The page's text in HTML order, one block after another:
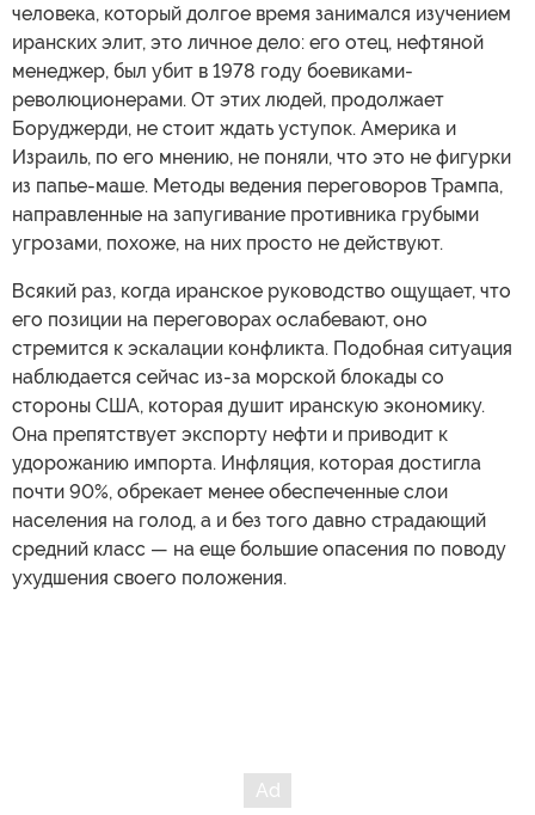
человека, который долгое время занимался изучением
иранских элит, это личное дело: его отец, нефтяной
менеджер, был убит в 1978 году боевиками-
революционерами. От этих людей, продолжает
Боруджерди, не стоит ждать уступок. Америка и
Израиль, по его мнению, не поняли, что это не фигурки
из папье-маше. Методы ведения переговоров Трампа,
направленные на запугивание противника грубыми
угрозами, похоже, на них просто не действуют.
Всякий раз, когда иранское руководство ощущает, что
его позиции на переговорах ослабевают, оно
стремится к эскалации конфликта. Подобная ситуация
наблюдается сейчас из-за морской блокады со
стороны США, которая душит иранскую экономику.
Она препятствует экспорту нефти и приводит к
удорожанию импорта. Инфляция, которая достигла
почти 90%, обрекает менее обеспеченные слои
населения на голод, а и без того давно страдающий
средний класс — на еще большие опасения по поводу
ухудшения своего положения.